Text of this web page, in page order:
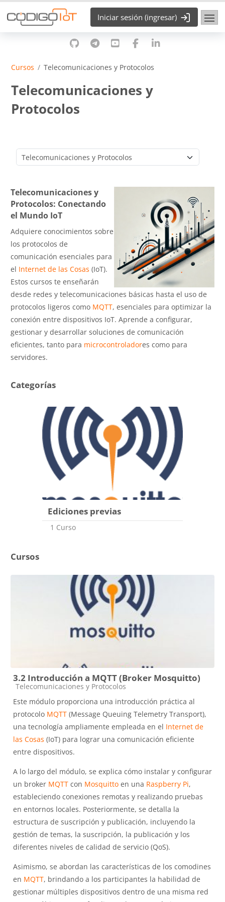
Saltar al contenido principal
Iniciar sesión (ingresar)
Cursos Telecomunicaciones y Protocolos
Telecomunicaciones y
Protocolos
Categorías
Telecomunicaciones y
Protocolos: Conectando
el Mundo IoT
Adquiere conocimientos sobre
los protocolos de
comunicación esenciales para
el Internet de las Cosas (IoT).
Estos cursos te enseñarán
desde redes y telecomunicaciones básicas hasta el uso de
protocolos ligeros como MQTT, esenciales para optimizar la
conexión entre dispositivos IoT. Aprende a configurar,
gestionar y desarrollar soluciones de comunicación
eficientes, tanto para microcontroladores como para
servidores.
Categorías
Ediciones previas
1 Curso
Cursos
3.2 Introducción a MQTT (Broker Mosquitto)
Categoría de cursos
Telecomunicaciones y Protocolos
Este módulo proporciona una introducción práctica al
protocolo MQTT (Message Queuing Telemetry Transport),
una tecnología ampliamente empleada en el Internet de
las Cosas (IoT) para lograr una comunicación eficiente
entre dispositivos.
A lo largo del módulo, se explica cómo instalar y configurar
un broker MQTT con Mosquitto en una Raspberry Pi,
estableciendo conexiones remotas y realizando pruebas
en entornos locales. Posteriormente, se detalla la
estructura de suscripción y publicación, incluyendo la
gestión de temas, la suscripción, la publicación y los
diferentes niveles de calidad de servicio (QoS).
Asimismo, se abordan las características de los comodines
en MQTT, brindando a los participantes la habilidad de
gestionar múltiples dispositivos dentro de una misma red